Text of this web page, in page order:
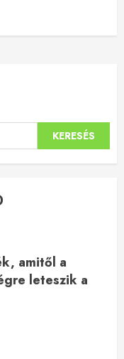
KERESÉS
amitől a
leteszik a